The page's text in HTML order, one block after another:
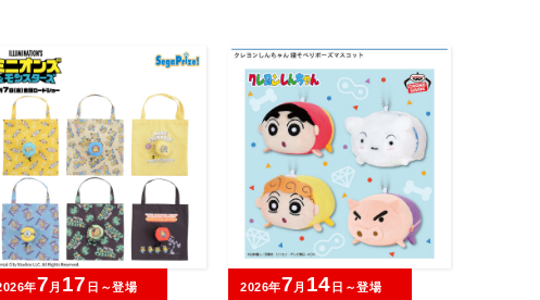
年7 月 17 日～登場 2026年7 月 14 日～登場